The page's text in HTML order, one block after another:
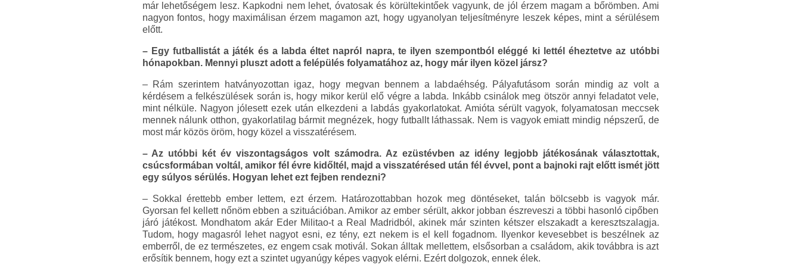
már lehetőségem lesz. Kapkodni nem lehet, óvatosak és körültekintőek vagyunk, de jól érzem magam a bőrömben. Ami
nagyon fontos, hogy maximálisan érzem magamon azt, hogy ugyanolyan teljesítményre leszek képes, mint a sérülésem
előtt.
– Egy futballistát a játék és a labda éltet napról napra, te ilyen szempontból eléggé ki lettél éheztetve az utóbbi
hónapokban. Mennyi pluszt adott a felépülés folyamatához az, hogy már ilyen közel jársz?
– Rám szerintem hatványozottan igaz, hogy megvan bennem a labdaéhség. Pályafutásom során mindig az volt a
kérdésem a felkészülések során is, hogy mikor kerül elő végre a labda. Inkább csinálok meg ötször annyi feladatot vele,
mint nélküle. Nagyon jólesett ezek után elkezdeni a labdás gyakorlatokat. Amióta sérült vagyok, folyamatosan meccsek
mennek nálunk otthon, gyakorlatilag bármit megnézek, hogy futballt láthassak. Nem is vagyok emiatt mindig népszerű, de
most már közös öröm, hogy közel a visszatérésem.
– Az utóbbi két év viszontagságos volt számodra. Az ezüstévben az idény legjobb játékosának választottak,
csúcsformában voltál, amikor fél évre kidőltél, majd a visszatérésed után fél évvel, pont a bajnoki rajt előtt ismét jött
egy súlyos sérülés. Hogyan lehet ezt fejben rendezni?
– Sokkal érettebb ember lettem, ezt érzem. Határozottabban hozok meg döntéseket, talán bölcsebb is vagyok már.
Gyorsan fel kellett nőnöm ebben a szituációban. Amikor az ember sérült, akkor jobban észreveszi a többi hasonló cipőben
járó játékost. Mondhatom akár Eder Militao-t a Real Madridból, akinek már szinten kétszer elszakadt a keresztszalagja.
Tudom, hogy magasról lehet nagyot esni, ez tény, ezt nekem is el kell fogadnom. Ilyenkor kevesebbet is beszélnek az
emberről, de ez természetes, ez engem csak motivál. Sokan álltak mellettem, elsősorban a családom, akik továbbra is azt
erősítik bennem, hogy ezt a szintet ugyanúgy képes vagyok elérni. Ezért dolgozok, ennek élek.